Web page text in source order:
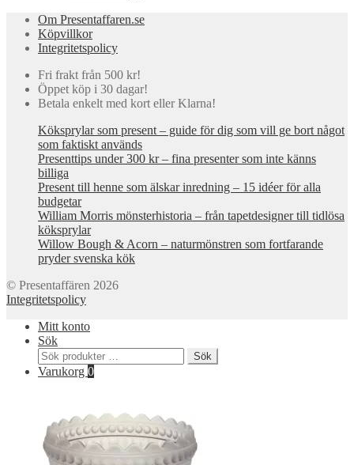
Om Presentaffaren.se
Köpvillkor
Integritetspolicy
Fri frakt från 500 kr!
Öppet köp i 30 dagar!
Betala enkelt med kort eller Klarna!
Köksprylar som present – guide för dig som vill ge bort något
som faktiskt används
Presenttips under 300 kr – fina presenter som inte känns
billiga
Present till henne som älskar inredning – 15 idéer för alla
budgetar
William Morris mönsterhistoria – från tapetdesigner till tidlösa
köksprylar
Willow Bough & Acorn – naturmönstren som fortfarande
pryder svenska kök
© Presentaffären 2026
Integritetspolicy
Mitt konto
Sök
Sök
efter:
Sök
Varukorg 0